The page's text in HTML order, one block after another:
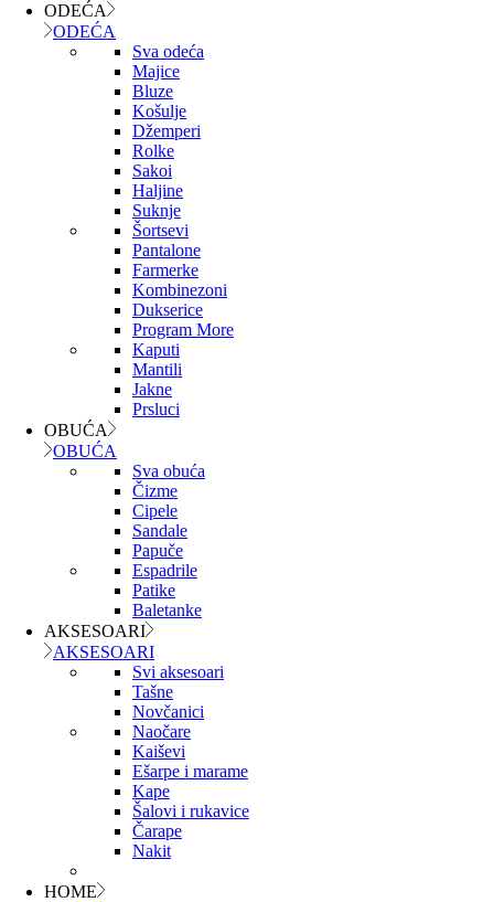
ODEĆA
ODEĆA
Sva odeća
Majice
Bluze
Košulje
Džemperi
Rolke
Sakoi
Haljine
Suknje
Šortsevi
Pantalone
Farmerke
Kombinezoni
Dukserice
Program More
Kaputi
Mantili
Jakne
Prsluci
OBUĆA
OBUĆA
Sva obuća
Čizme
Cipele
Sandale
Papuče
Espadrile
Patike
Baletanke
AKSESOARI
AKSESOARI
Svi aksesoari
Tašne
Novčanici
Naočare
Kaiševi
Ešarpe i marame
Kape
Šalovi i rukavice
Čarape
Nakit
HOME